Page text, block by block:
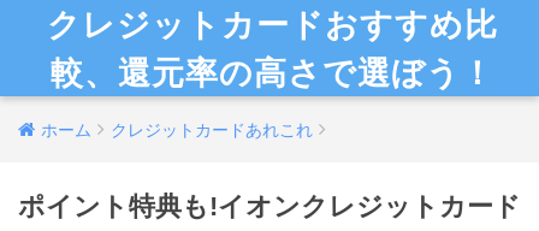
クレジットカードおすすめ比
較、還元率の高さで選ぼう！
ホーム クレジットカードあれこれ
ポイント特典も!イオンクレジットカード